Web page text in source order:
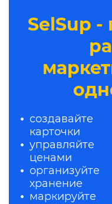
SelSup
создавайте
карточки
управляйте
ценами
организуйте
хранение
маркируйте